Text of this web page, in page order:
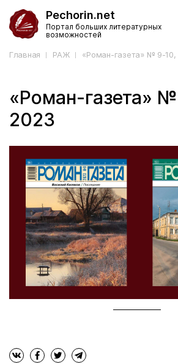
Pechorin.net
Портал больших литературных
возможностей
Главная РАЖ «Роман-газета» № 9-10,
«Роман-газета»
2023